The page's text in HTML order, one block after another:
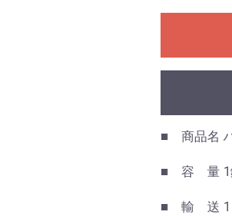
■ 商品名
■ 容 量 1
■ 輸 送 1